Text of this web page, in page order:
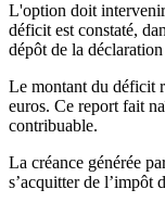
L'option doit
déficit est constaté,
dépôt de la
Le montant du déficit
euros. Ce report fait
contribuable.
La créance générée
s’acquitter de l’impôt